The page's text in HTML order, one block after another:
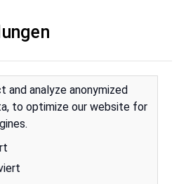
and analyze anonymized
to optimize our website for